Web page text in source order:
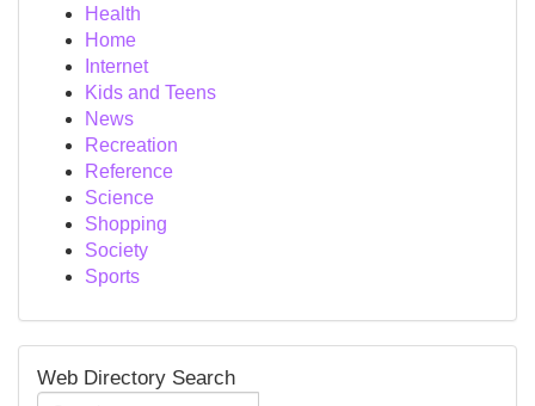
Health
Home
Internet
Kids and Teens
News
Recreation
Reference
Science
Shopping
Society
Sports
Web Directory Search